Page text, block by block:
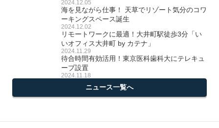
2024.12.05
海を見ながら仕事！ 天草でリゾート気分のコワ
ーキングスペース誕生
2024.12.02
リモートワークに最適！大井町駅徒歩3分「い
いオフィス大井町 by カテナ」
2024.11.29
待合時間有効活用！東京医科歯科大にテレキュ
ーブ設置
2024.11.18
ニュース一覧へ